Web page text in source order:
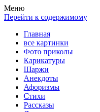
Весела хата — прикольные
Покажем всем ваши фото
Меню
Перейти к содержимому
Главная
все картинки
Фото приколы
Карикатуры
Шаржи
Анекдоты
Афоризмы
Стихи
Рассказы